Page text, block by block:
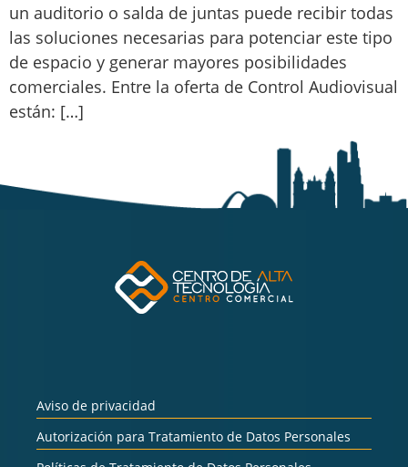
un auditorio o salda de juntas puede recibir todas
las soluciones necesarias para potenciar este tipo
de espacio y generar mayores posibilidades
comerciales. Entre la oferta de Control Audiovisual
están: […]
Aviso de privacidad
Autorización para Tratamiento de Datos Personales